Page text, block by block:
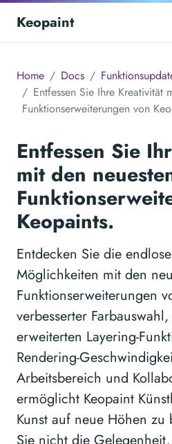
Keopaint
Home Docs
Entfessen Sie Ihre Kreativität
Funktionserweiterungen von
Entfessen Sie
mit den
Keopaints.
Entdecken Sie die
Möglichkeiten mit den
Funktionserweiterungen
verbesserter
erweiterten Layering-
Rendering-
Arbeitsbereich und
ermöglicht Keopaint
Kunst auf neue Höhen zu